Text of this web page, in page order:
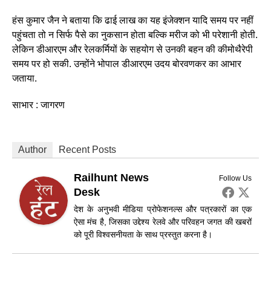
हंस कुमार जैन ने बताया कि ढाई लाख का यह इंजेक्शन यादि समय पर नहीं
पहुंचता तो न सिर्फ पैसे का नुकसान होता बल्कि मरीज को भी परेशानी होती.
लेकिन डीआरएम और रेलकर्मियों के सहयोग से उनकी बहन की कीमोथैरेपी
समय पर हो सकी. उन्होंने भोपाल डीआरएम उदय बोरवणकर का आभार
जताया.
साभार : जागरण
Author Recent Posts
Follow Us
Railhunt News
Desk
देश के अनुभवी मीडिया प्रोफेशनल्स और पत्रकारों का एक
ऐसा मंच है, जिसका उद्देश्य रेलवे और परिवहन जगत की खबरों
को पूरी विश्वसनीयता के साथ प्रस्तुत करना है।